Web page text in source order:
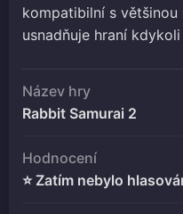
kompatibilní s
usnadňuje hraní
Název hry
Rabbit Samurai 2
Hodnocení
⭐ Zatím nebylo